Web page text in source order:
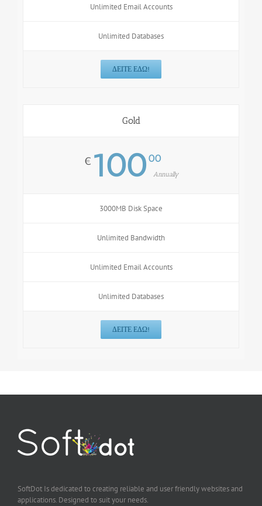
Unlimited Email Accounts
Unlimited Databases
ΔΕΊΤΕ ΕΔΏ!
Gold
€ 100 00
Annually
3000MB Disk Space
Unlimited Bandwidth
Unlimited Email Accounts
Unlimited Databases
ΔΕΊΤΕ ΕΔΏ!
SoftDot Is dedicated to creating reliable and user friendly websites and
applications. Designed to suit your needs.